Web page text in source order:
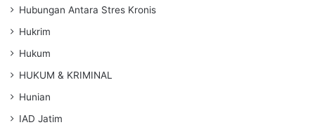
Hubungan Antara Stres Kronis
Hukrim
Hukum
HUKUM & KRIMINAL
Hunian
IAD Jatim